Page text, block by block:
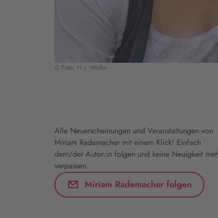
© Foto: H.-J. Wolke
Alle Neuerscheinungen und Veranstaltungen von
Miriam Rademacher mit einem Klick! Einfach
dem/der Autor:in folgen und keine Neuigkeit
verpassen.
Miriam Rademacher folgen